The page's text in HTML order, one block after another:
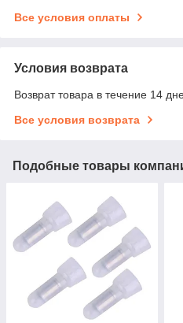
Все условия оплаты
Условия возврата
Возврат товара в течение 14
Все условия возврата
Подобные товары